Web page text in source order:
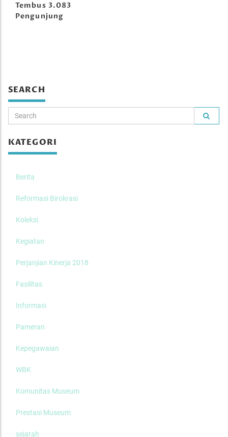
Tembus 3.083
Pengunjung
SEARCH
KATEGORI
Berita
Reformasi Birokrasi
Koleksi
Kegiatan
Perjanjian Kinerja 2018
Fasilitas
Informasi
Pameran
Kepegawaian
WBK
Komunitas Museum
Prestasi Museum
sejarah